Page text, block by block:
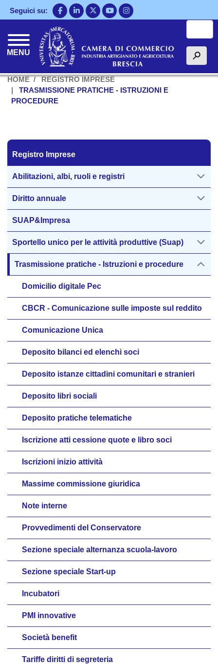
Salta
al
Seguici su:
MENU h
HOME
REGISTRO IMPRESE
TRASMISSIONE PRATICHE - ISTRUZIONI E
PROCEDURE
Registro Imprese
Registro Imprese
Abilitazioni, albi, ruoli e registri
Diritto annuale
SUAP&Impresa
Sportello unico per le attività produttive (Suap)
Trasmissione pratiche - Istruzioni e procedure
Domicilio digitale Pec
CBCR - Comunicazione sulle imposte sul reddito
Comunicazione Unica
Deposito bilanci ed elenchi soci
Deposito istanze cittadini comunitari e stranieri
Deposito libri sociali
Deposito pratiche telematiche
Iscrizione atti cessione quote e libro soci
Iscrizioni inizio attività
Massime commissione giuridica
Note interne
Provvedimenti del Conservatore
Sezione speciale alternanza scuola-lavoro
Sezione speciale Start-up
Incubatori
PMI innovative
Società benefit
Tariffe diritti di segreteria